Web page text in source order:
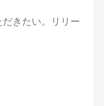
きたい。リリー